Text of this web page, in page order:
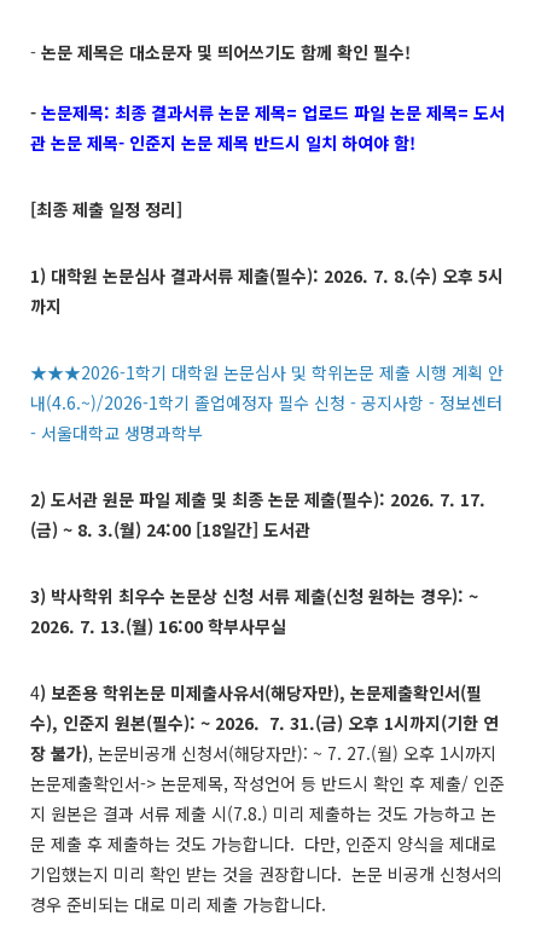
- 논문 제목은 대소문자 및 띄어쓰기도 함께 확인 필수!
- 논문제목: 최종 결과서류 논문 제목= 업로드 파일 논문 제목= 도서
관 논문 제목- 인준지 논문 제목 반드시 일치 하여야 함!
[최종 제출 일정 정리]
1) 대학원 논문심사 결과서류 제출(필수): 2026. 7. 8.(수) 오후 5시
까지
★★★2026-1학기 대학원 논문심사 및 학위논문 제출 시행 계획 안
내(4.6.~)/2026-1학기 졸업예정자 필수 신청 - 공지사항 - 정보센터
- 서울대학교 생명과학부
2) 도서관 원문 파일 제출 및 최종 논문 제출(필수): 2026. 7. 17.
(금) ~ 8. 3.(월) 24:00 [18일간] 도서관
3) 박사학위 최우수 논문상 신청 서류 제출(신청 원하는 경우): ~
2026. 7. 13.(월) 16:00 학부사무실
4) 보존용 학위논문 미제출사유서(해당자만), 논문제출확인서(필
수), 인준지 원본(필수): ~ 2026. 7. 31.(금) 오후 1시까지(기한 연
장 불가), 논문비공개 신청서(해당자만): ~ 7. 27.(월) 오후 1시까지
논문제출확인서-> 논문제목, 작성언어 등 반드시 확인 후 제출/ 인준
지 원본은 결과 서류 제출 시(7.8.) 미리 제출하는 것도 가능하고 논
문 제출 후 제출하는 것도 가능합니다. 다만, 인준지 양식을 제대로
기입했는지 미리 확인 받는 것을 권장합니다. 논문 비공개 신청서의
경우 준비되는 대로 미리 제출 가능합니다.